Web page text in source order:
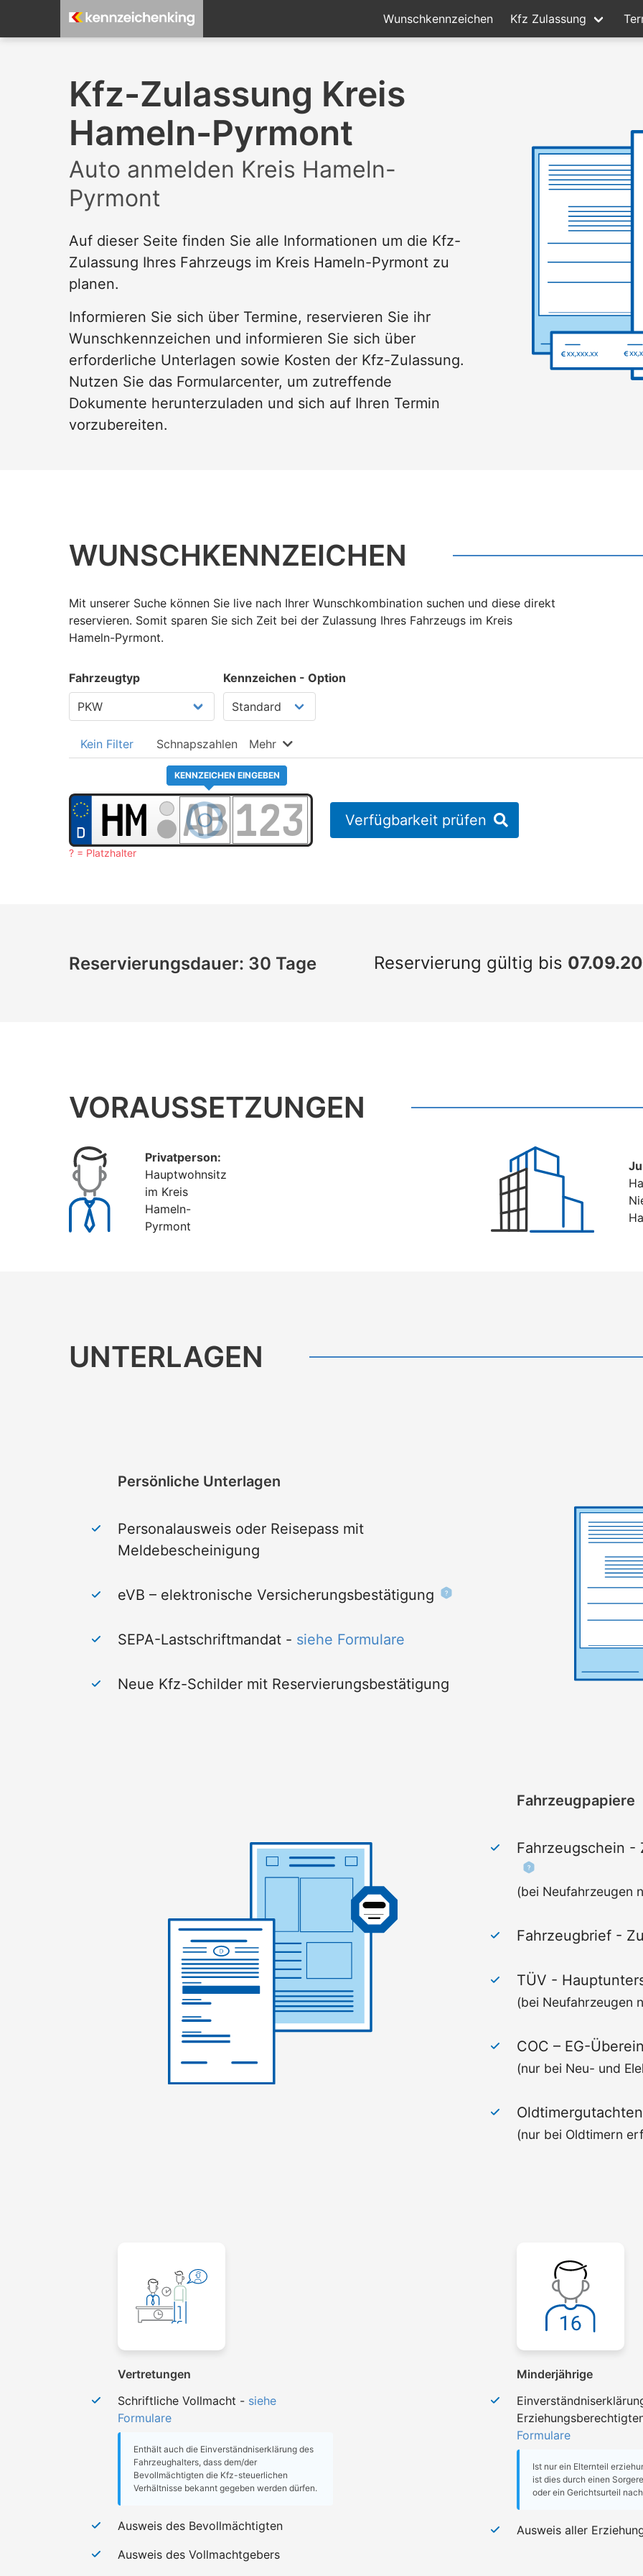
Wunschkennzeichen Kfz Zulassung
Kfz-Zulassung Kreis
Hameln-Pyrmont
Auto anmelden Kreis Hameln-
Pyrmont
Auf dieser Seite finden Sie alle Informationen um die Kfz-
Zulassung Ihres Fahrzeugs im Kreis Hameln-Pyrmont zu
planen.
Informieren Sie sich über Termine, reservieren Sie ihr
Wunschkennzeichen und informieren Sie sich über
erforderliche Unterlagen sowie Kosten der Kfz-Zulassung.
Nutzen Sie das Formularcenter, um zutreffende
Dokumente herunterzuladen und sich auf Ihren Termin
vorzubereiten.
WUNSCH­KENNZEICHEN
Mit unserer Suche können Sie live nach Ihrer Wunschkombination suchen und diese direkt
reservieren. Somit sparen Sie sich Zeit bei der Zulassung Ihres Fahrzeugs im Kreis
Hameln-Pyrmont.
Fahrzeugtyp Kennzeichen - Option
Kein Filter Schnapszahlen Mehr
KENNZEICHEN EINGEBEN
? = Platzhalter
Verfügbarkeit prüfen
Reservierungsdauer: 30 Tage Reservierung gültig bis
VORAUSSETZUNGEN
Privatperson:
Hauptwohnsitz
im Kreis
Hameln-
Pyrmont
UNTERLAGEN
Persönliche Unterlagen
Personalausweis oder Reisepass mit
Meldebescheinigung
eVB – elektronische Versicherungsbestätigung
SEPA-Lastschriftmandat - siehe Formulare
Neue Kfz-Schilder mit Reservierungsbestätigung
Fahrzeugpapiere
Fahrzeugschein -
(bei Neufahrzeugen
Fahrzeugbrief -
TÜV -
(bei Neufahrzeugen
COC – EG-
(nur bei Neu- und
Oldtimergutachten
(nur bei Oldtimern
Vertretungen
Schriftliche Vollmacht - siehe
Formulare
Enthält auch die Einverständniserklärung des
Fahrzeughalters, dass dem/der
Bevollmächtigten die Kfz-steuerlichen
Verhältnisse bekannt gegeben werden dürfen.
Ausweis des Bevollmächtigten
Ausweis des Vollmachtgebers
Minderjährige
Formulare
Ist nur ein Elternteil
ist dies durch einen
oder ein Gerichtsurteil
Ausweis aller